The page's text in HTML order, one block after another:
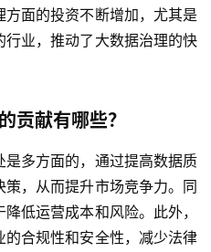
面的投资不断增加，尤其是
业，推动了大数据治理的快
贡献有哪些？
多方面的，通过提高数据质
，从而提升市场竞争力。同
低运营成本和风险。此外，
合规性和安全性，减少法律